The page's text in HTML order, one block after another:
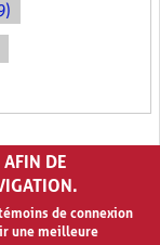
DE
de connexion
une meilleure